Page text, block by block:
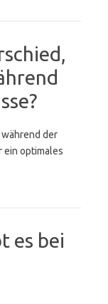
der
ein optimales
es bei